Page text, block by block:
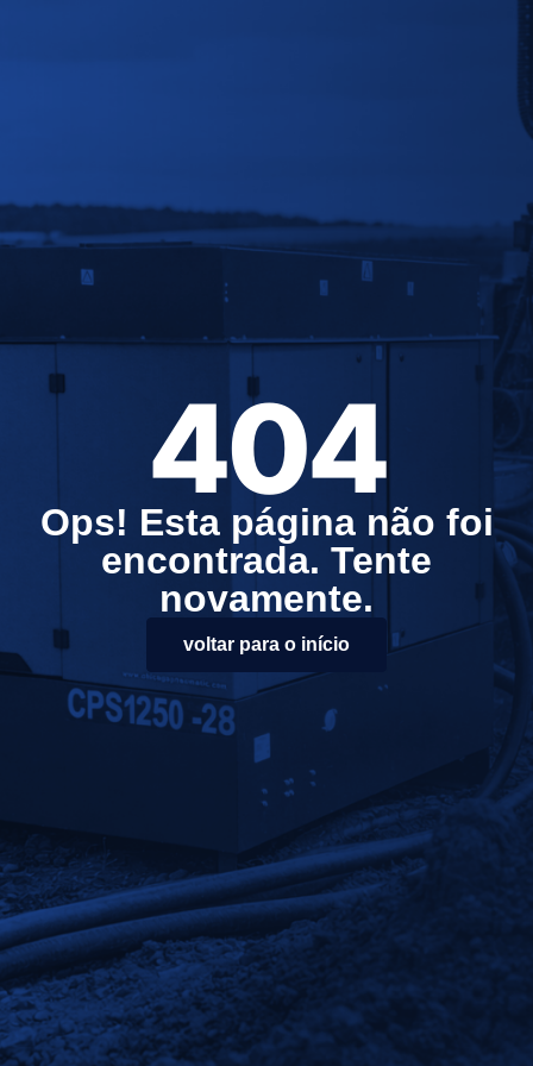
404
Ops! Esta página não foi
encontrada. Tente
novamente.
voltar para o início